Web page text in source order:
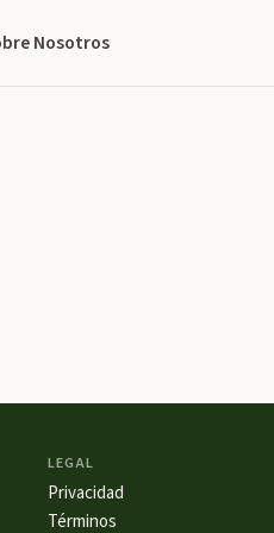
Nosotros
LEGAL
Privacidad
Términos